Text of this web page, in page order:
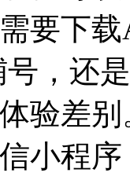
要下
，还
验差
小程